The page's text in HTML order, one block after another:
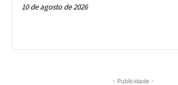
10 de agosto de 2026
- Publicidade -